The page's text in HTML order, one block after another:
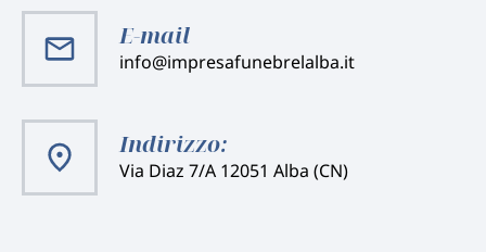
E-mail
info@impresafunebrelalba.it
Indirizzo:
Via Diaz 7/A 12051 Alba (CN)